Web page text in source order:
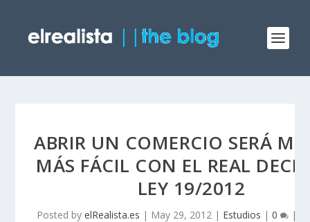
ABRIR UN COMERCIO SERÁ
MÁS FÁCIL CON EL REAL
LEY 19/2012
Posted byelRealista.es | May 29, 2012 | Estudios |0 |